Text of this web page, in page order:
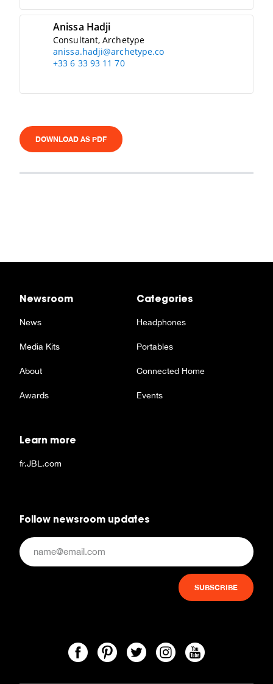
Anissa Hadji
Consultant, Archetype
anissa.hadji@archetype.co
+33 6 33 93 11 70
DOWNLOAD AS PDF
Newsroom
News
Media Kits
About
Awards
Categories
Headphones
Portables
Connected Home
Events
Learn more
fr.JBL.com
Follow newsroom updates